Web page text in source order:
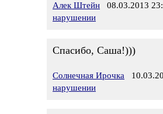
Алек Штейн 08.03.2013
нарушении
Спасибо, Саша!)))
Солнечная Ирочка
нарушении